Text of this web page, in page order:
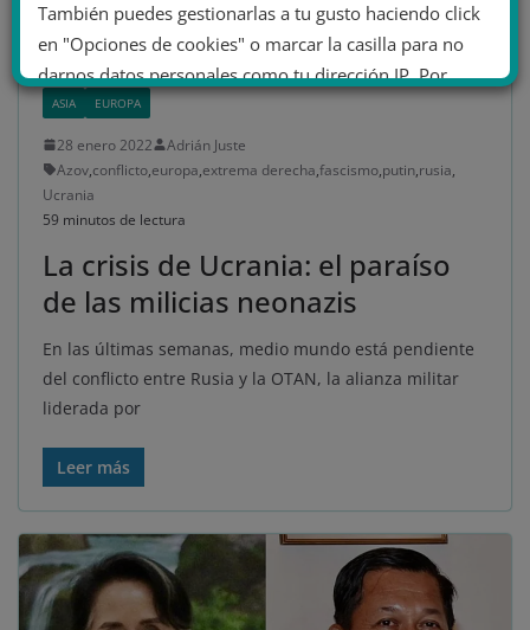
ASIA EUROPA
28 enero 2022
Adrián Juste
Azov,conflicto,europa,extrema derecha,fascismo,putin,rusia,
Ucrania
59 minutos de lectura
La crisis de Ucrania: el paraíso
de las milicias neonazis
En las últimas semanas, medio mundo está pendiente
del conflicto entre Rusia y la OTAN, la alianza militar
liderada por
Leer más
También puedes gestionarlas a tu gusto haciendo click
en "Opciones de cookies" o marcar la casilla para no
darnos datos personales como tu dirección IP. Por
último, puedes leer nuestra Política de cookies.
No dar mi información personal
Opciones de cookies Aceptar cookies
Rechazar cookies Política de cookies